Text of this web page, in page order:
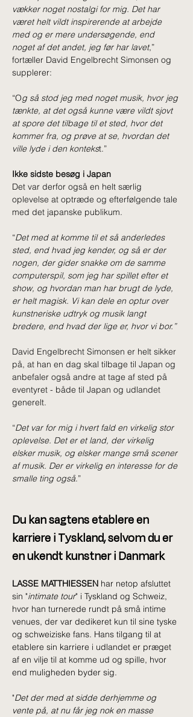
vækker noget nostalgi for mig. Det har
været helt vildt inspirerende at arbejde
med og er mere undersøgende, end
noget af det andet, jeg før har lavet,”
fortæller David Engelbrecht Simonsen og
supplerer:
“Og så stod jeg med noget musik, hvor jeg
tænkte, at det også kunne være vildt sjovt
at spore det tilbage til et sted, hvor det
kommer fra, og prøve at se, hvordan det
ville lyde i den kontekst.”
Ikke sidste besøg i Japan
Det var derfor også en helt særlig
oplevelse at optræde og efterfølgende tale
med det japanske publikum.
“Det med at komme til et så anderledes
sted, end hvad jeg kender, og så er der
nogen, der gider snakke om de samme
computerspil, som jeg har spillet efter et
show, og hvordan man har brugt de lyde,
er helt magisk. Vi kan dele en optur over
kunstneriske udtryk og musik langt
bredere, end hvad der lige er, hvor vi bor.”
David Engelbrecht Simonsen er helt sikker
på, at han en dag skal tilbage til Japan og
anbefaler også andre at tage af sted på
eventyret - både til Japan og udlandet
generelt.
“Det var for mig i hvert fald en virkelig stor
oplevelse. Det er et land, der virkelig
elsker musik, og elsker mange små scener
af musik. Der er virkelig en interesse for de
smalle ting også.”
Du kan sagtens etablere en
karriere i Tyskland, selvom du er
en ukendt kunstner i Danmark
LASSE MATTHIESSEN har netop afsluttet
sin "intimate tour" i Tyskland og Schweiz,
hvor han turnerede rundt på små intime
venues, der var dedikeret kun til sine tyske
og schweiziske fans. Hans tilgang til at
etablere sin karriere i udlandet er præget
af en vilje til at komme ud og spille, hvor
end muligheden byder sig.
"Det der med at sidde derhjemme og
vente på, at nu får jeg nok en masse